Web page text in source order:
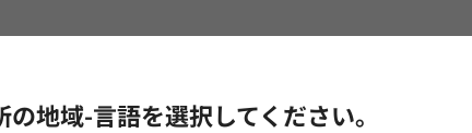
地域-言語を選択してください。
Typ. (Ω) 挿入損失 Typ. (dB)